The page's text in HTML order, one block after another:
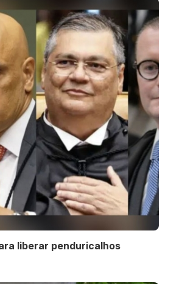
liberar penduricalhos